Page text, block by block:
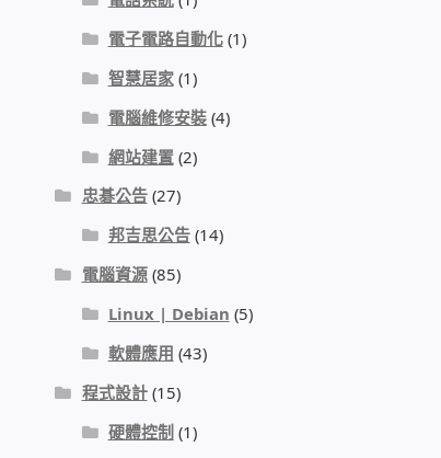
電子電路自動化(1)
智慧居家(1)
電腦維修安裝(4)
網站建置(2)
忠碁公告(27)
邦吉思公告(14)
電腦資源(85)
Linux | Debian (5)
軟體應用 (43)
程式設計(15)
硬體控制(1)